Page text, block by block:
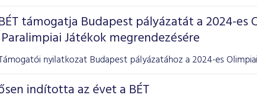
támogatja Budapest pályázatát a 2024-es
Játékok megrendezésére
nyilatkozat Budapest pályázatához a 2024-es
indította az évet a BÉT